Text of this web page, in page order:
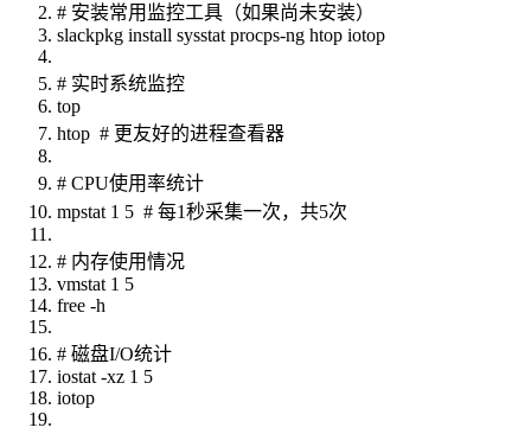
# 安装常用监控工具（如果尚未安装）
slackpkg install sysstat procps-ng htop iotop
# 实时系统监控
top
htop # 更友好的进程查看器
# CPU使用率统计
mpstat 1 5 # 每1秒采集一次，共5次
# 内存使用情况
vmstat 1 5
free -h
# 磁盘I/O统计
iostat -xz 1 5
iotop